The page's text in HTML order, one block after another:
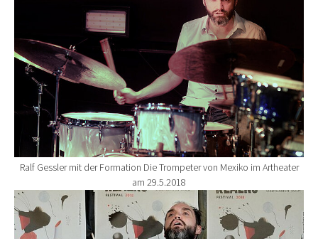
Ralf Gessler mit der Formation Die Trompeter von Mexiko im Artheater
am 29.5.2018
Show larger version for: